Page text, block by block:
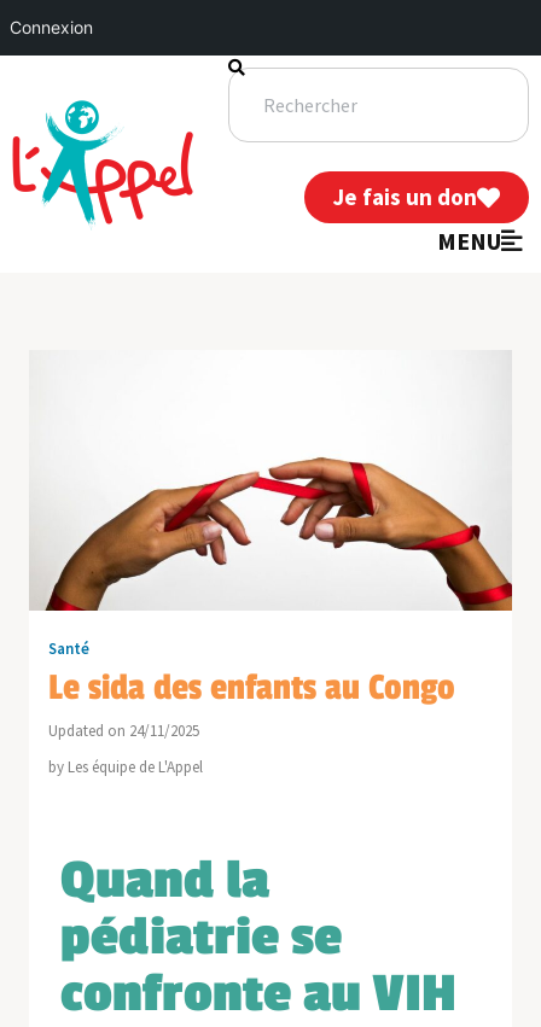
Je fais un don
MENU
Santé
Le sida des enfants au Congo
Updated on 24/11/2025
by Les équipe de L'Appel
Quand la
pédiatrie se
confronte au VIH
Connexion